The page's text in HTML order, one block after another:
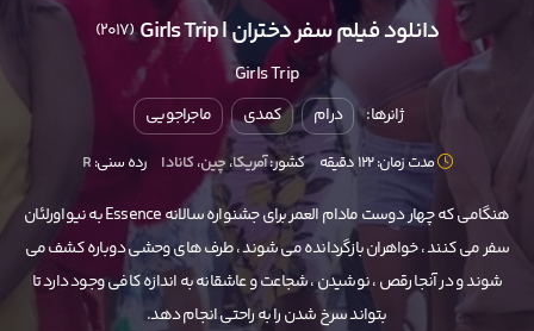
دانلود فیلم سفر دختران | Girls Trip (2017)
Girls Trip
ژانرها: درام کمدی ماجراجویی
مدت زمان: 122 دقیقه کشور:آمریکا، چین،کانادا رده سنی: R
هنگامی که چهار دوست مادام العمر برای جشنواره سالانه Essence به نیواورلئان
سفر می کنند ، خواهران بازگردانده می شوند ، طرف های وحشی دوباره کشف می
شوند و در آنجا رقص ، نوشیدن ، شجاعت و عاشقانه به اندازه کافی وجود دارد تا
بتواند سرخ شدن را به راحتی انجام دهد.